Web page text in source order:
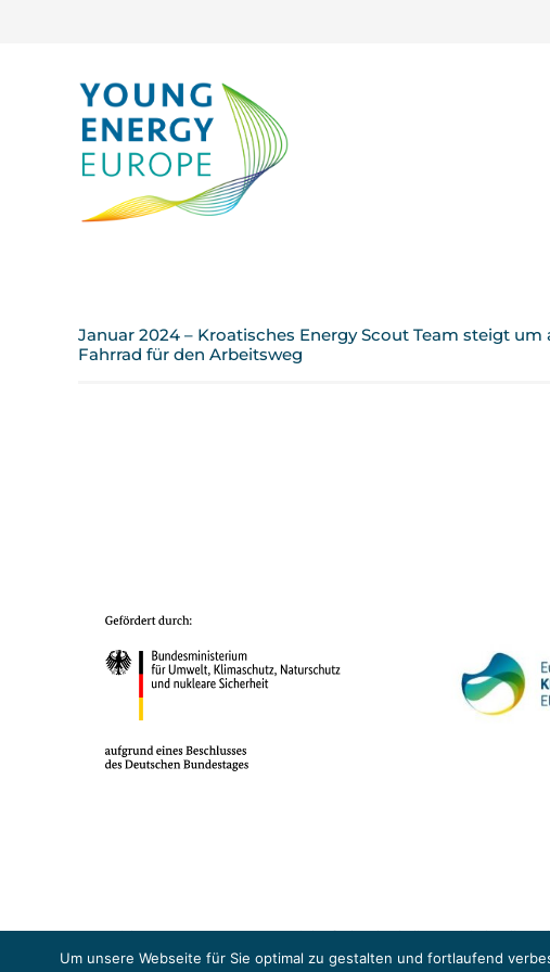
Januar 2024 – Kroatisches Energy Scout Team steigt um
Fahrrad für den Arbeitsweg
Das Projekt YOUNG ENERGY EUROPE wird gefördert durch die Europäische
Abkommens voranzutreiben.
Um unsere Webseite für Sie optimal zu gestalten und fortlaufend